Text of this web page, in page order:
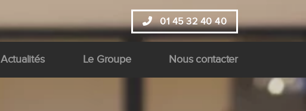
01 45 32 40 40
Actualités Le Groupe Nous contacter